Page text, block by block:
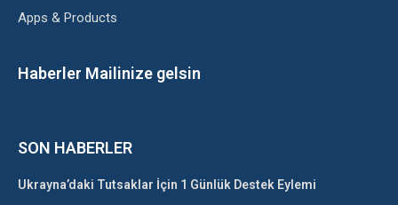
Apps & Products
Haberler Mailinize gelsin
SON HABERLER
Ukrayna’daki Tutsaklar İçin 1 Günlük Destek Eylemi